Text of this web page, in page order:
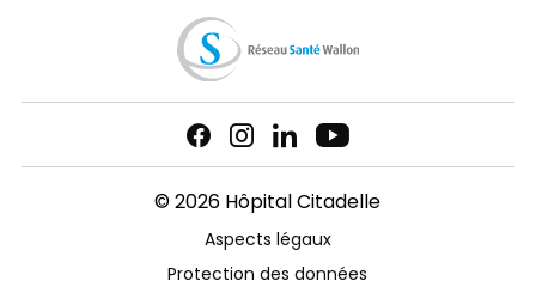
© 2026 Hôpital Citadelle
Aspects légaux
Protection des données